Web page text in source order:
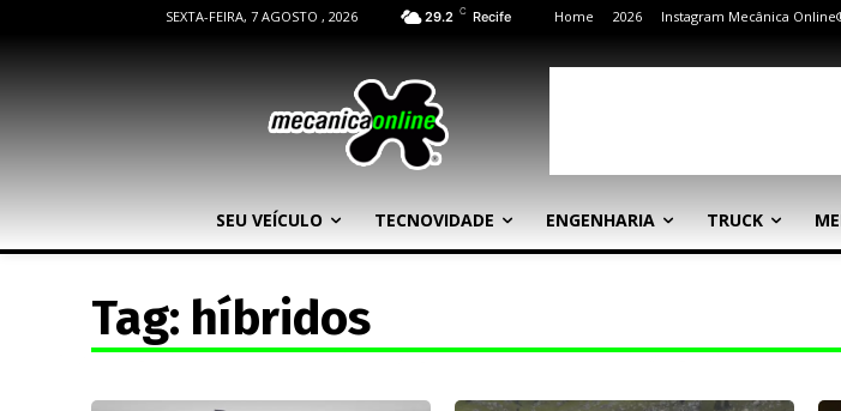
SEXTA-FEIRA, 7 AGOSTO , 2026 29.2 C Recife Home 2026 Instagram Mecânica
SEU VEÍCULO TECNOVIDADE ENGENHARIA TRUCK
Tag: híbridos